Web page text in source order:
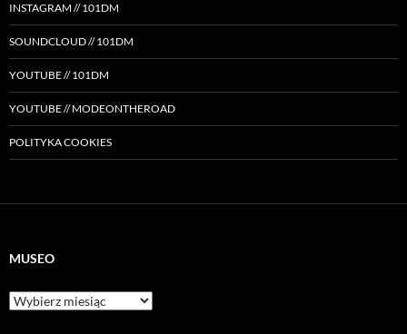
INSTAGRAM // 101DM
SOUNDCLOUD // 101DM
YOUTUBE // 101DM
YOUTUBE // MODEONTHEROAD
POLITYKA COOKIES
MUSEO
Museo